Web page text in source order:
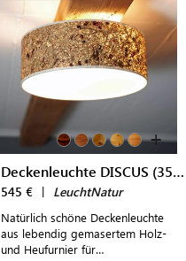
+
Deckenleuchte DISCUS (35 cm)
545 € | LeuchtNatur
Natürlich schöne Deckenleuchte
aus lebendig gemasertem Holz-
und Heufurnier für